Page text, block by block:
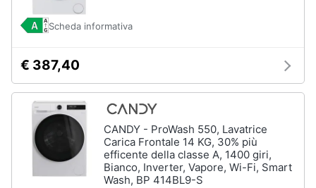
Scheda informativa
€ 387,40
CANDY - ProWash 550, Lavatrice
Carica Frontale 14 KG, 30% più
efficente della classe A, 1400 giri,
Bianco, Inverter, Vapore, Wi-Fi, Smart
Wash, BP 414BL9-S